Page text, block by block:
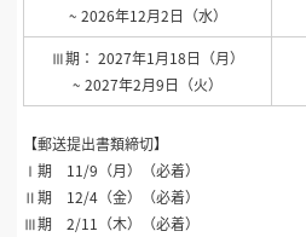
~ 2026年12月2日（水）
Ⅲ期： 2027年1月18日（月）
~ 2027年2月9日（火）
【郵送提出書類締切】
Ⅰ期 11/9（月）（必着）
Ⅱ期 12/4（金）（必着）
Ⅲ期 2/11（木）（必着）